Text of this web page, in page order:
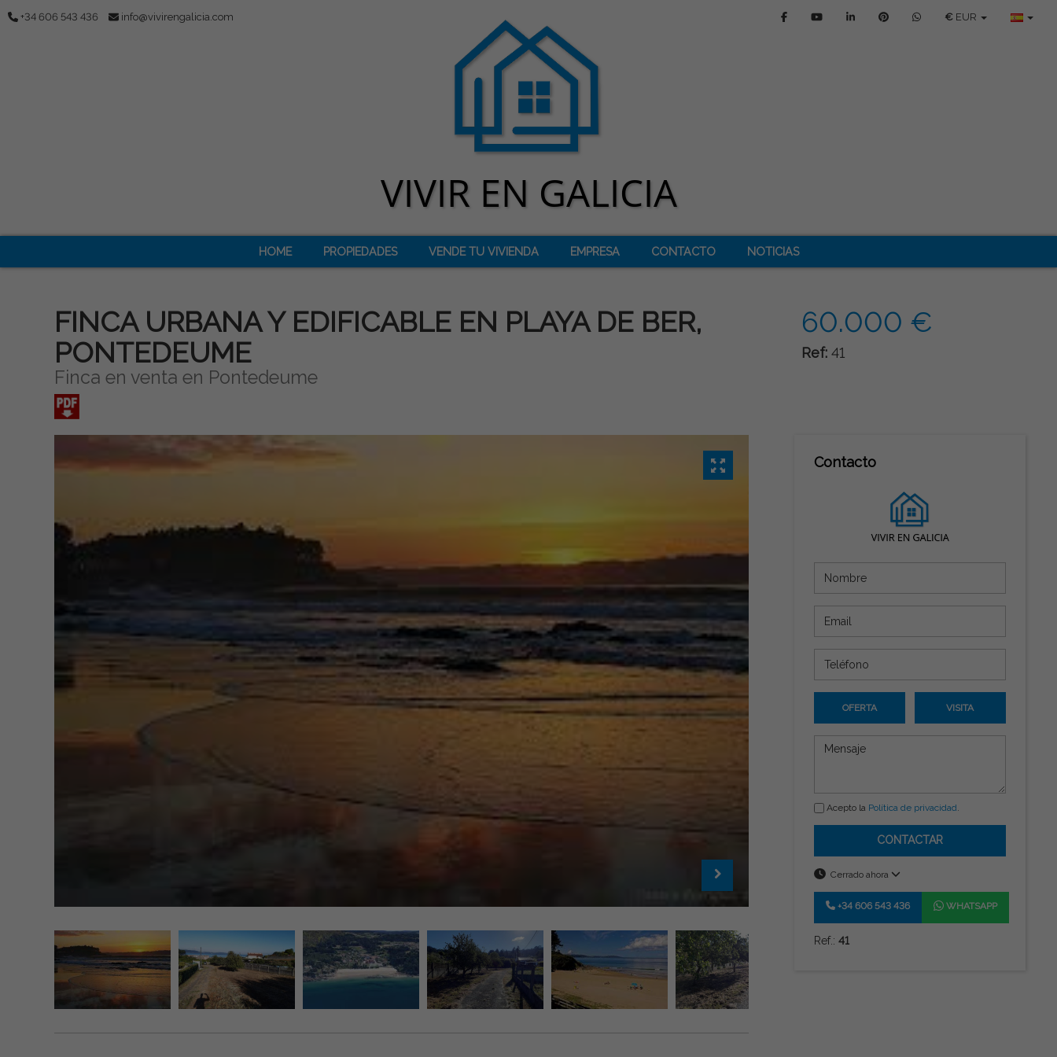
+34 606 543 436 info@vivirengalicia.com € EUR
HOME PROPIEDADES VENDE TU VIVIENDA EMPRESA CONTACTO NOTICIAS
FINCA URBANA Y EDIFICABLE EN PLAYA DE BER,
PONTEDEUME
Finca en venta en Pontedeume
60.000 €
Ref: 41
Contacto
OFERTA VISITA
Acepto la Política de privacidad
CONTACTAR
Cerrado ahora
+34 606 543 436 WHATSAPP
Ref.:41